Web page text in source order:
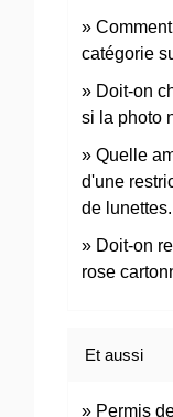
catégorie
Doit-on
si la photo
Quelle
d'une
de
Doit-on
rose
Et aussi
Permis